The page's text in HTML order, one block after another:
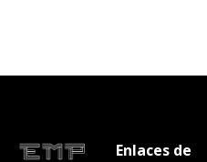
Enlaces de